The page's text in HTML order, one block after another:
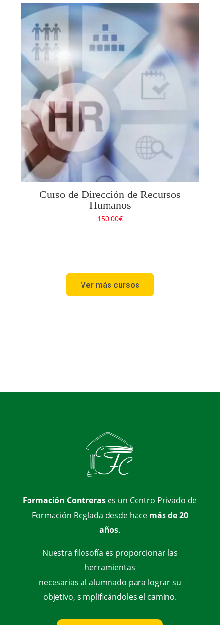
Curso de Dirección de Recursos
Humanos
150.00€
Ver más cursos
Formación Contreras es un Centro Privado de
Formación Reglada desde hace más de 20
años.
Nuestra filosofía es proporcionar las
herramientas
necesarias al alumnado para lograr su
objetivo, simplificándoles el camino.